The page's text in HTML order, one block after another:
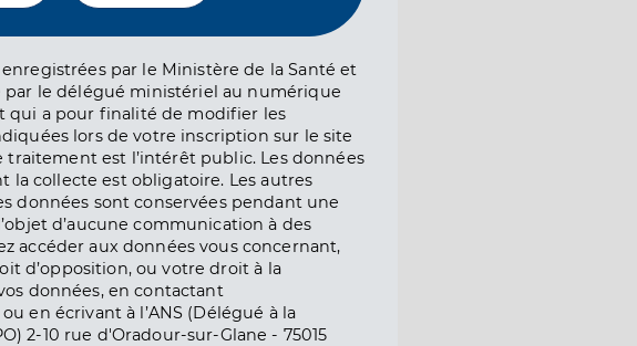
par le Ministère de la Santé et
par le délégué ministériel au numérique
qui a pour finalité de modifier les
lors de votre inscription sur le site
traitement est l’intérêt public. Les données
la collecte est obligatoire. Les autres
données sont conservées pendant une
d’aucune communication à des
accéder aux données vous concernant,
d’opposition, ou votre droit à la
données, en contactant
en écrivant à l’ANS (Délégué à la
2-10 rue d'Oradour-sur-Glane - 75015